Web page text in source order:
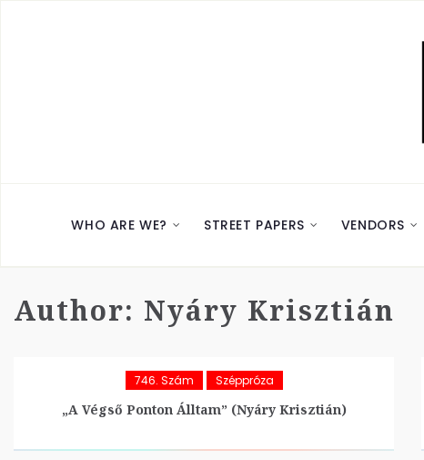
WHO ARE WE? STREET PAPERS VENDORS
Author: Nyáry Krisztián
746. Szám Széppróza
„A Végső Ponton Álltam” (Nyáry Krisztián)